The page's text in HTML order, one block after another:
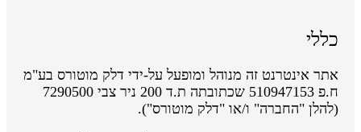
כללי
אתר אינטרנט זה מנוהל ומופעל על-ידי דלק מוטורס בע"מ
ח.פ 510947153 שכתובתה ת.ד 200 ניר צבי 7290500
(להלן "החברה" ו/או "דלק מוטורס").